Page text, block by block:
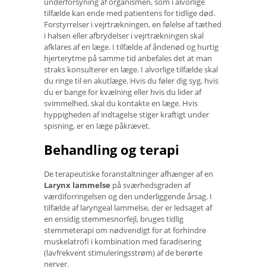
tilfælde kan ende med patientens for tidlige død.
Forstyrrelser i vejrtrækningen, en følelse af tæthed
i halsen eller afbrydelser i vejrtrækningen skal
afklares af en læge. I tilfælde af åndenød og hurtig
hjerterytme på samme tid anbefales det at man
straks konsulterer en læge. I alvorlige tilfælde skal
du ringe til en akutlæge. Hvis du føler dig syg, hvis
du er bange for kvælning eller hvis du lider af
svimmelhed, skal du kontakte en læge. Hvis
hyppigheden af ​​indtagelse stiger kraftigt under
spisning, er en læge påkrævet.
Behandling og terapi
De terapeutiske foranstaltninger afhænger af en
Larynx lammelse på sværhedsgraden af ​​
værdiforringelsen og den underliggende årsag. I
tilfælde af laryngeal lammelse, der er ledsaget af
en ensidig stemmesnorfejl, bruges tidlig
stemmeterapi om nødvendigt for at forhindre
muskelatrofi i kombination med faradisering
(lavfrekvent stimuleringsstrøm) af de berørte
nerver.